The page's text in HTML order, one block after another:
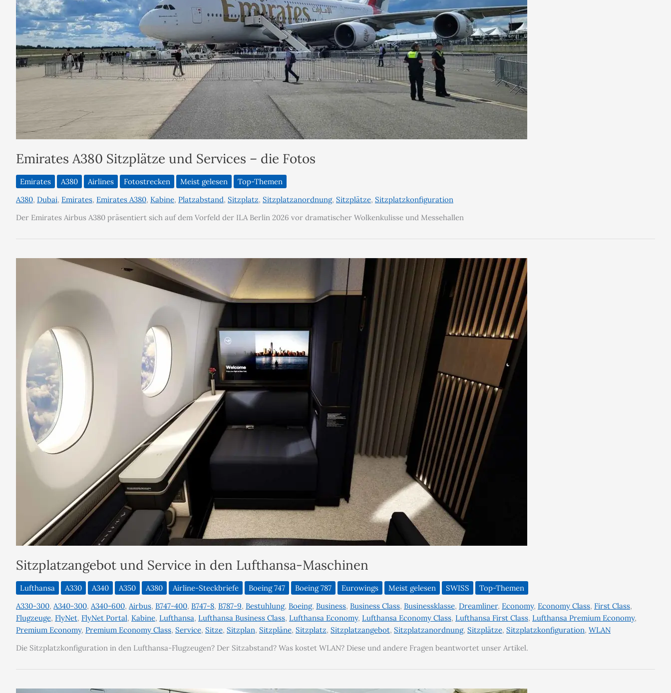
Emirates A380 Sitzplätze und Services – die Fotos
Emirates A380 Airlines Fotostrecken Meist gelesen
Top-Themen
A380, Dubai, Emirates, Emirates A380, Kabine, Platzabstand, Sitzplatz, Sitzplatzanordnung, Sitzplätze, Sitzplatzkonfiguration
Der Emirates Airbus A380 präsentiert sich auf dem Vorfeld der ILA Berlin 2026 vor dramatischer Wolkenkulisse und Messehallen
Sitzplatzangebot und Service in den Lufthansa-Maschinen
Lufthansa A330 A340 A350 A380 Airline-Steckbriefe Boeing 747 Boeing 787 Eurowings Meist gelesen SWISS
Top-Themen
A330-300, A340-300, A340-600, Airbus, B747-400, B747-8, B787-9, Bestuhlung, Boeing, Business, Business Class, Businessklasse, Dreamliner, Economy, Economy Class, First Class,
Flugzeuge, FlyNet, FlyNet Portal, Kabine, Lufthansa, Lufthansa Business Class, Lufthansa Economy, Lufthansa Economy Class, Lufthansa First Class, Lufthansa Premium Economy,
Premium Economy, Premium Economy Class, Service, Sitze, Sitzplan, Sitzpläne, Sitzplatz, Sitzplatzangebot, Sitzplatzanordnung, Sitzplätze, Sitzplatzkonfiguration, WLAN
Die Sitzplatzkonfiguration in den Lufthansa-Flugzeugen? Der Sitzabstand? Was kostet WLAN? Diese und andere Fragen beantwortet unser Artikel.